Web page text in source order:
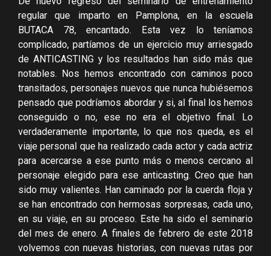
regular que imparto en Pamplona, en la escuela
BUTACA 78, encantado. Esta vez lo teníamos
complicado, partíamos de un ejercicio muy arriesgado
de ANTICASTING y los resultados han sido más que
notables. Nos hemos encontrado con caminos poco
transitados, personajes nuevos que nunca hubiésemos
pensado que podríamos abordar y si, al final los hemos
conseguido o no, ese no era el objetivo final. Lo
verdaderamente importante, lo que nos queda, es el
viaje personal que ha realizado cada actor y cada actriz
para acercarse a ese punto más o menos cercano al
personaje elegido para ese anticasting. Creo que han
sido muy valientes. Han caminado por la cuerda floja y
se han encontrado con hermosas sorpresas, cada uno,
en su viaje, en su proceso. Este ha sido el seminario
del mes de enero. A finales de febrero de este 2018
volvemos con nuevas historias, con nuevas rutas por